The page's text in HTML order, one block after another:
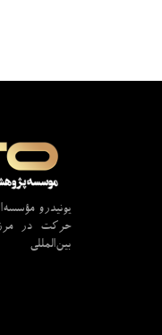
یونیدرو
حرکت در
بین‌المللی